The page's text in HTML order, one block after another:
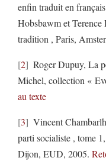
enfin traduit en
Hobsbawm et
tradition , Paris,
2
Roger Dupuy, La
Michel, collection «
au texte
3 Vincent
parti socialiste , tome
Dijon, EUD, 2005.